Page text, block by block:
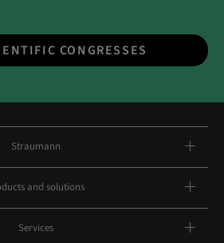
CONGRESSES
Straumann
and solutions
Services